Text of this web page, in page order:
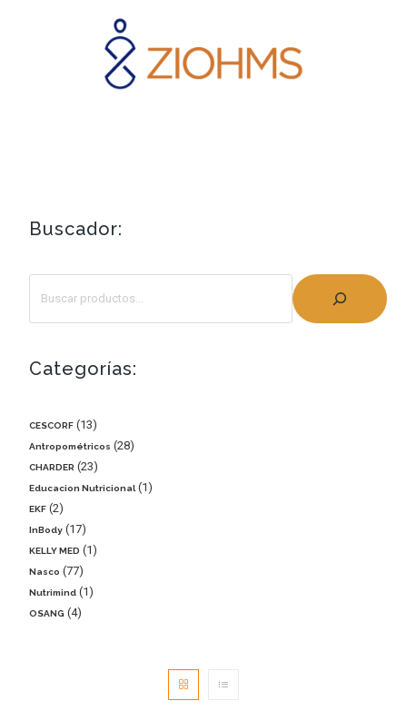
Buscador:
Categorías:
CESCORF 13
Antropométricos 28
CHARDER 23
Educacion Nutricional 1
EKF 2
InBody 17
KELLY MED 1
Nasco 77
Nutrimind 1
OSANG 4